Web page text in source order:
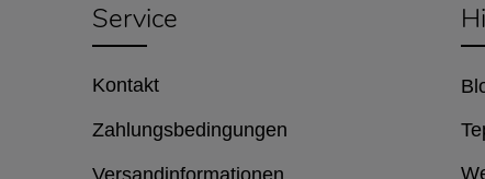
Service
Kontakt
Zahlungsbedingungen
Versandinformationen